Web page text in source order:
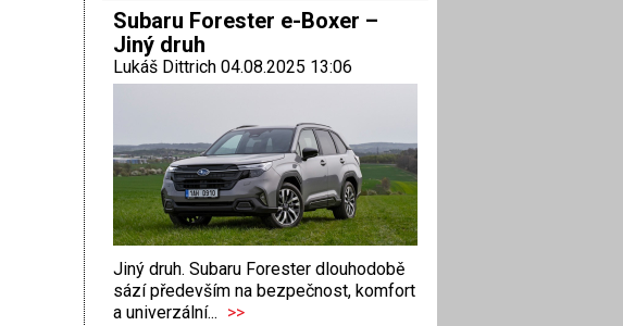
Subaru Forester e-Boxer –
Jiný druh
Lukáš Dittrich 04.08.2025 13:06
Jiný druh. Subaru Forester dlouhodobě
sází především na bezpečnost, komfort
a univerzální... >>